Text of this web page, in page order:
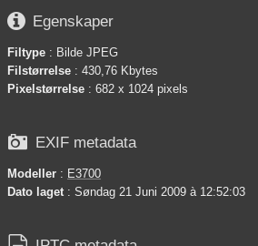
 Egenskaper
Filtype : Bilde JPEG
Filstørrelse : 430,76 Kbytes
Pixelstørrelse : 682 x 1024 pixels
 EXIF metadata
Modeller : E3700
Dato laget: Søndag 21 Juni 2009 à 12:52:03